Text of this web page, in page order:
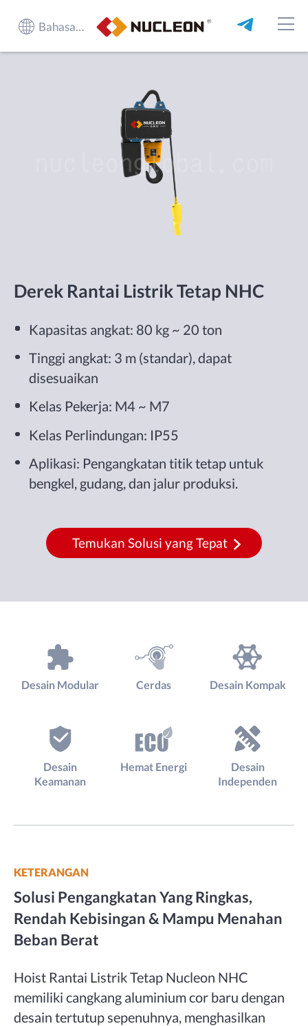
Bahasa Indonesia
Derek Rantai Listrik Tetap NHC
Kapasitas angkat: 80 kg ~ 20 ton
Tinggi angkat: 3 m (standar), dapat
disesuaikan
Kelas Pekerja: M4 ~ M7
Kelas Perlindungan: IP55
Aplikasi: Pengangkatan titik tetap untuk
bengkel, gudang, dan jalur produksi.
Temukan Solusi yang Tepat
Desain Modular Cerdas Desain Kompak
Desain
Keamanan
Hemat Energi
Desain
Independen
KETERANGAN
Solusi Pengangkatan Yang Ringkas,
Rendah Kebisingan & Mampu Menahan
Beban Berat
Hoist Rantai Listrik Tetap Nucleon NHC
memiliki cangkang aluminium cor baru dengan
desain tertutup sepenuhnya, menghasilkan